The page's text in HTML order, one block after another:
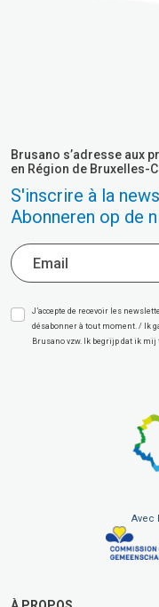
Brusano s’adresse aux
en Région de Bruxelles-
S'inscrire à la
Abonneren op de
J’accepte de recevoir les
désabonner à tout moment. / Ik
Brusano vzw. Ik begrijp dat ik
Avec